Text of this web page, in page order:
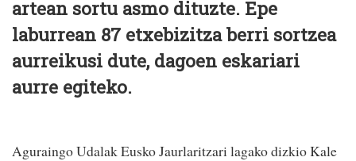
artean sortu asmo dituzte. Epe
laburrean 87 etxebizitza berri sortzea
aurreikusi dute, dagoen eskariari
aurre egiteko.
Aguraingo Udalak Eusko Jaurlaritzari lagako dizkio Kale